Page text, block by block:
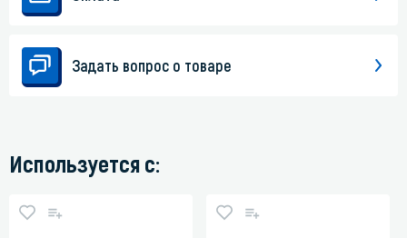
Задать вопрос о товаре
Используется с: